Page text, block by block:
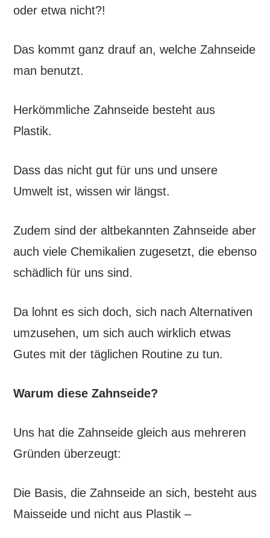
oder etwa nicht?!
Das kommt ganz drauf an, welche Zahnseide
man benutzt.
Herkömmliche Zahnseide besteht aus
Plastik.
Dass das nicht gut für uns und unsere
Umwelt ist, wissen wir längst.
Zudem sind der altbekannten Zahnseide aber
auch viele Chemikalien zugesetzt, die ebenso
schädlich für uns sind.
Da lohnt es sich doch, sich nach Alternativen
umzusehen, um sich auch wirklich etwas
Gutes mit der täglichen Routine zu tun.
Warum diese Zahnseide?
Uns hat die Zahnseide gleich aus mehreren
Gründen überzeugt:
Die Basis, die Zahnseide an sich, besteht aus
Maisseide und nicht aus Plastik –